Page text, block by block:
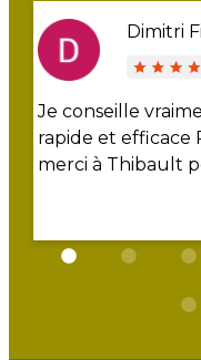
Dimitri
Je conseille
rapide et efficace
merci à Thibault